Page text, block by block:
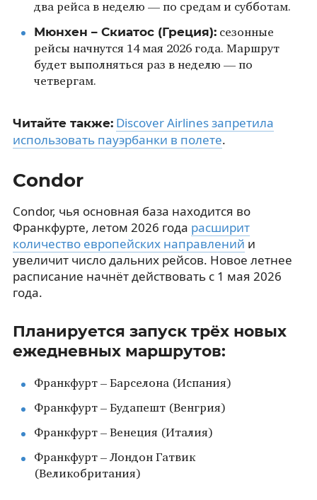
два рейса в неделю — по средам и субботам.
Мюнхен – Скиатос (Греция):сезонные
рейсы начнутся 14 мая 2026 года. Маршрут
будет выполняться раз в неделю — по
четвергам.
Читайте также: Discover Airlines запретила
использовать пауэрбанки в полете.
Condor
Condor, чья основная база находится во
Франкфурте, летом 2026 года расширит
количество европейских направлений и
увеличит число дальних рейсов. Новое летнее
расписание начнёт действовать с 1 мая 2026
года.
Планируется запуск трёх новых
ежедневных маршрутов:
Франкфурт – Барселона (Испания)
Франкфурт – Будапешт (Венгрия)
Франкфурт – Венеция (Италия)
Франкфурт – Лондон Гатвик
(Великобритания)